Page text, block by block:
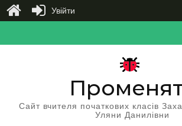
до
Сайт вчителя початкових класів
Уляни Данилівни
Увійти